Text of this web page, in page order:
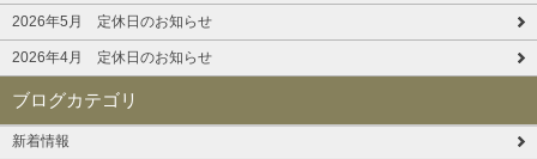
2026年5月 定休日のお知らせ
2026年4月 定休日のお知らせ
ブログカテゴリ
新着情報